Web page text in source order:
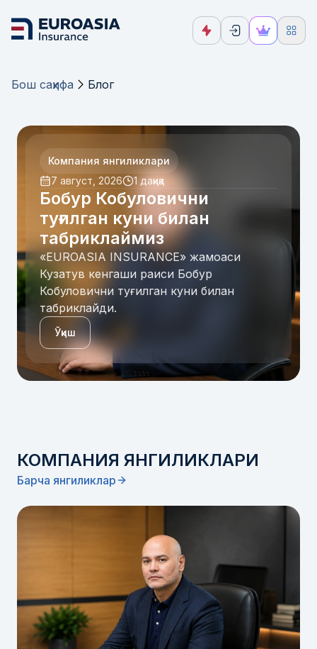
Бош саҳифа Блог
Компания янгиликлари
7 август, 2026
1 дақиқа
Бобур Кобуловични
туғилган куни билан
табриклаймиз
«EUROASIA INSURANCE» жамоаси
Кузатув кенгаши раиси Бобур
Кобуловични туғилган куни билан
табриклайди.
Ўқиш
КОМПАНИЯ ЯНГИЛИКЛАРИ
Барча янгиликлар